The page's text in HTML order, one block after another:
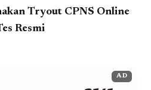
Tryout CPNS Online
Resmi
AD